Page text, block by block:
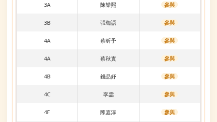
3A 陳樂熙 參與
3B 張珈語 參與
4A 蔡昕予 參與
4A 蔡秋實 參與
4B 錢品妤 參與
4C 李霝 參與
4E 陳嘉淳 參與